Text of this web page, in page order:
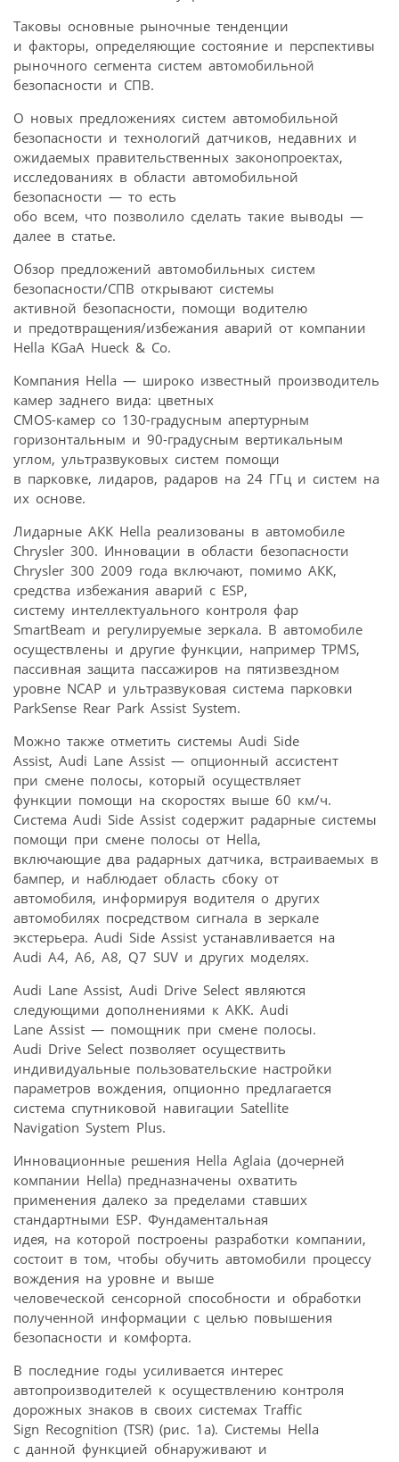
Таковы основные рыночные тенденции
и факторы, определяющие состояние и перспективы
рыночного сегмента систем автомобильной
безопасности и СПВ.
О новых предложениях систем автомобильной
безопасности и технологий датчиков, недавних и
ожидаемых правительственных законопроектах,
исследованиях в области автомобильной
безопасности — то есть
обо всем, что позволило сделать такие выводы —
далее в статье.
Обзор предложений автомобильных систем
безопасности/СПВ открывают системы
активной безопасности, помощи водителю
и предотвращения/избежания аварий от компании
Hella KGaA Hueck & Co.
Компания Hella — широко известный производитель
камер заднего вида: цветных
CMOS-камер со 130-градусным апертурным
горизонтальным и 90-градусным вертикальным
углом, ультразвуковых систем помощи
в парковке, лидаров, радаров на 24 ГГц и систем на
их основе.
Лидарные АКК Hella реализованы в автомобиле
Chrysler 300. Инновации в области безопасности
Chrysler 300 2009 года включают, помимо АКК,
средства избежания аварий с ESP,
систему интеллектуального контроля фар
SmartBeam и регулируемые зеркала. В автомобиле
осуществлены и другие функции, например TPMS,
пассивная защита пассажиров на пятизвездном
уровне NCAP и ультразвуковая система парковки
ParkSense Rear Park Assist System.
Можно также отметить системы Audi Side
Assist, Audi Lane Assist — опционный ассистент
при смене полосы, который осуществляет
функции помощи на скоростях выше 60 км/ч.
Система Audi Side Assist содержит радарные системы
помощи при смене полосы от Hella,
включающие два радарных датчика, встраиваемых в
бампер, и наблюдает область сбоку от
автомобиля, информируя водителя о других
автомобилях посредством сигнала в зеркале
экстерьера. Audi Side Assist устанавливается на
Audi A4, A6, A8, Q7 SUV и других моделях.
Audi Lane Assist, Audi Drive Select являются
следующими дополнениями к АКК. Audi
Lane Assist — помощник при смене полосы.
Audi Drive Select позволяет осуществить
индивидуальные пользовательские настройки
параметров вождения, опционно предлагается
система спутниковой навигации Satellite
Navigation System Plus.
Инновационные решения Hella Aglaia (дочерней
компании Hella) предназначены охватить
применения далеко за пределами ставших
стандартными ESP. Фундаментальная
идея, на которой построены разработки компании,
состоит в том, чтобы обучить автомобили процессу
вождения на уровне и выше
человеческой сенсорной способности и обработки
полученной информации с целью повышения
безопасности и комфорта.
В последние годы усиливается интерес
автопроизводителей к осуществлению контроля
дорожных знаков в своих системах Traffic
Sign Recognition (TSR) (рис. 1а). Системы Hella
с данной функцией обнаруживают и